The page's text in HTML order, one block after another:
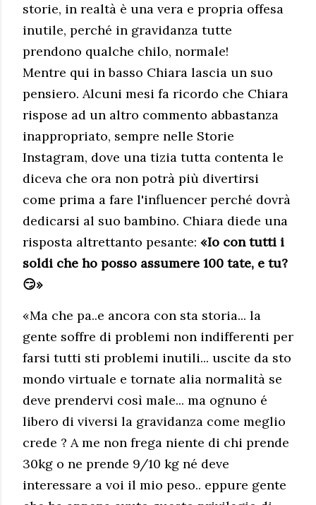
storie, in realtà è una vera e propria offesa
inutile, perché in gravidanza tutte
prendono qualche chilo, normale!
Mentre qui in basso Chiara lascia un suo
pensiero. Alcuni mesi fa ricordo che Chiara
rispose ad un altro commento abbastanza
inappropriato, sempre nelle Storie
Instagram, dove una tizia tutta contenta le
diceva che ora non potrà più divertirsi
come prima a fare l'influencer perché dovrà
dedicarsi al suo bambino. Chiara diede una
risposta altrettanto pesante: «Io con tutti i
soldi che ho posso assumere 100 tate, e tu?
😏»
«Ma che pa..e ancora con sta storia... la
gente soffre di problemi non indifferenti per
farsi tutti sti problemi inutili... uscite da sto
mondo virtuale e tornate alia normalità se
deve prendervi così male... ma ognuno é
libero di viversi la gravidanza come meglio
crede ? A me non frega niente di chi prende
30kg o ne prende 9/10 kg né deve
interessare a voi il mio peso.. eppure gente